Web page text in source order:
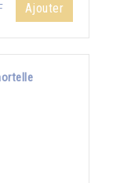
Ajouter